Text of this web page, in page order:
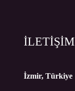
İLETİŞİM
İzmir, Türkiye